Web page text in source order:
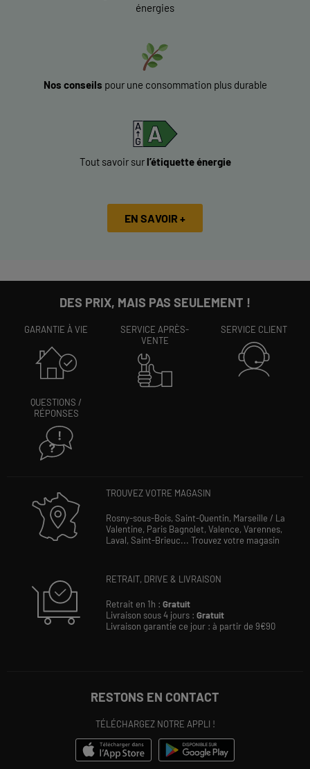
énergies
Nos conseils pour une consommation plus durable
Tout savoir surl’étiquette énergie
EN SAVOIR +
DES PRIX, MAIS PAS SEULEMENT !
GARANTIE À VIE
SERVICE APRÈS-
VENTE
SERVICE CLIENT
QUESTIONS /
RÉPONSES
TROUVEZ VOTRE MAGASIN
Rosny-sous-Bois, Saint-Quentin, Marseille / La
Valentine, Paris Bagnolet, Valence, Varennes,
Laval, Saint-Brieuc... Trouvez votre magasin
RETRAIT, DRIVE & LIVRAISON
Retrait en 1h : Gratuit
Livraison sous 4 jours : Gratuit
Livraison garantie ce jour : à partir de 9€90
RESTONS EN CONTACT
TÉLÉCHARGEZ NOTRE APPLI !